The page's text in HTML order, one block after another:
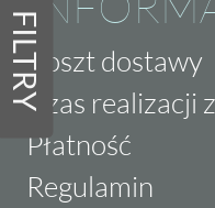
FILTRYKoszt dostawy
Czas realizacji
Płatność
Regulamin